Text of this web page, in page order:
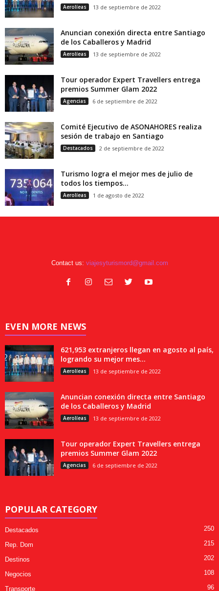
Aerolíeas 13 de septiembre de 2022
Anuncian conexión directa entre Santiago
de los Caballeros y Madrid
Aerolíeas 13 de septiembre de 2022
Tour operador Expert Travellers entrega
premios Summer Glam 2022
Agencias 6 de septiembre de 2022
Comité Ejecutivo de ASONAHORES realiza
sesión de trabajo en Santiago
Destacados 2 de septiembre de 2022
Turismo logra el mejor mes de julio de
todos los tiempos...
Aerolíeas 1 de agosto de 2022
Contact us: viajesyturismord@gmail.com
EVEN MORE NEWS
621,953 extranjeros llegan en agosto al país,
logrando su mejor mes...
Aerolíeas 13 de septiembre de 2022
Anuncian conexión directa entre Santiago
de los Caballeros y Madrid
Aerolíeas 13 de septiembre de 2022
Tour operador Expert Travellers entrega
premios Summer Glam 2022
Agencias 6 de septiembre de 2022
POPULAR CATEGORY
Destacados 250
Rep. Dom 215
Destinos 202
Negocios 108
Transporte 96